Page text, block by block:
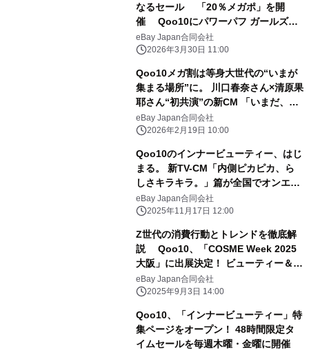
なるセール 「20％メガポ」を開
催 Qoo10にパワーパフ ガールズが
初登場！
eBay Japan合同会社
2026年3月30日 11:00
Qoo10メガ割は等身大世代の“いまが
集まる場所”に。 川口春奈さん×清原果
耶さん“初共演”の新CM 「いまだ、メ
ガ割」篇 2月23日(月・祝)より全国
で放映開始
eBay Japan合同会社
2026年2月19日 10:00
Qoo10のインナービューティー、はじ
まる。 新TV-CM「内側ピカピカ、ら
しさキラキラ。」篇が全国でオンエ
ア！ 清原果耶さんの“内側から光り
輝く美しさ”の秘訣とは！？
eBay Japan合同会社
2025年11月17日 12:00
Z世代の消費行動とトレンドを徹底解
説 Qoo10、「COSME Week 2025
大阪」に出展決定！ ビューティー＆イ
ンナービューティーに関する 【商談予
約】の受付を開始
eBay Japan合同会社
2025年9月3日 14:00
Qoo10、「インナービューティー」特
集ページをオープン！ 48時間限定タ
イムセールを毎週木曜・金曜に開催